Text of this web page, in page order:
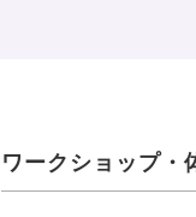
ワークショップ・